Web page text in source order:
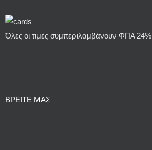
Όλες οι τιμές συμπεριλαμβάνουν ΦΠΑ 24%
ΒΡΕΙΤΕ ΜΑΣ